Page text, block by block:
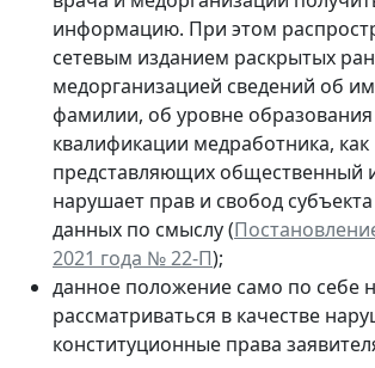
информацию. При этом
сетевым изданием раскрытых
медорганизацией сведений об
фамилии, об уровне
квалификации медработника, как
представляющих общественный
нарушает прав и свобод
данных по смыслу (
2021 года № 22-П);
данное положение само по себе
рассматриваться в качестве
конституционные права